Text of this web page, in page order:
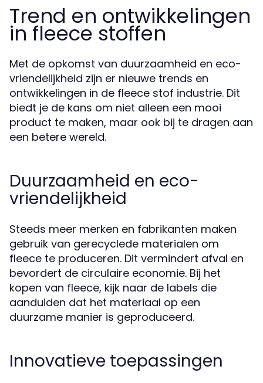
Trend en ontwikkelingen
in fleece stoffen
Met de opkomst van duurzaamheid en eco-
vriendelijkheid zijn er nieuwe trends en
ontwikkelingen in de fleece stof industrie. Dit
biedt je de kans om niet alleen een mooi
product te maken, maar ook bij te dragen aan
een betere wereld.
Duurzaamheid en eco-
vriendelijkheid
Steeds meer merken en fabrikanten maken
gebruik van gerecyclede materialen om
fleece te produceren. Dit vermindert afval en
bevordert de circulaire economie. Bij het
kopen van fleece, kijk naar de labels die
aanduiden dat het materiaal op een
duurzame manier is geproduceerd.
Innovatieve toepassingen